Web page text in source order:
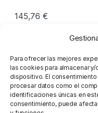
Para ofrecer las mejores
las cookies para almacenar
dispositivo. El
procesar datos como el
identificaciones únicas en
consentimiento, puede
145,76€